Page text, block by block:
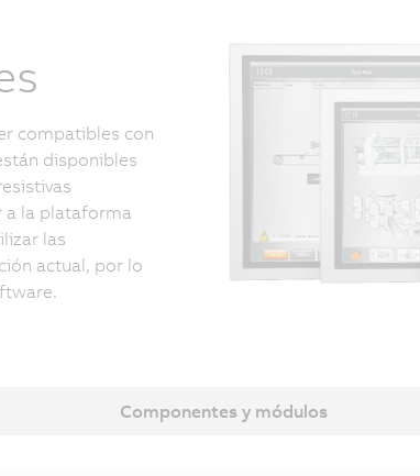
compatibles con
disponibles
a la plataforma
las
actual, por lo
Componentes y módulos